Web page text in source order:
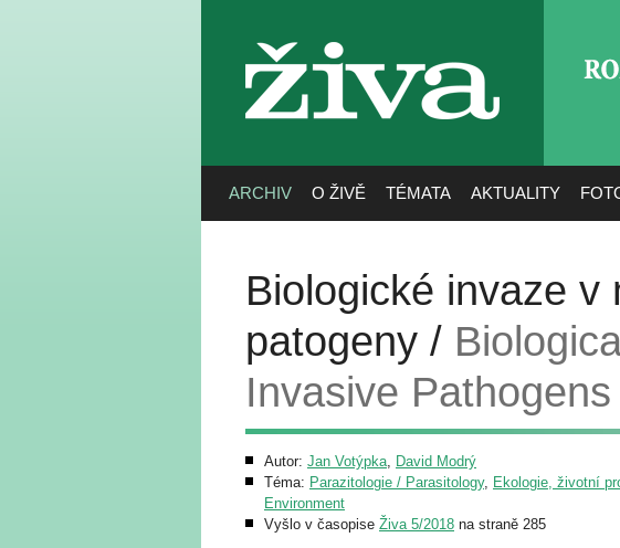
živa
ARCHIV O ŽIVĚ TÉMATA AKTUALITY
Biologické invaze
patogeny /
Invasive Pathogens
Autor: Jan Votýpka, David Modrý
Téma: Parazitologie / Parasitology, Ekologie, životní
Environment
Vyšlo v časopise Živa 5/2018 na straně 285